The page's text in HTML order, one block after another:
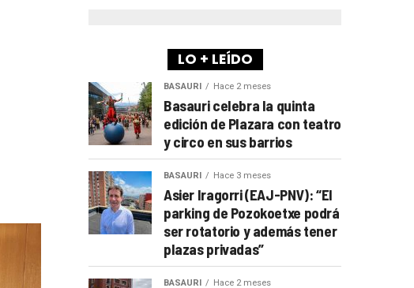
LO + LEÍDO
BASAURI Hace 2 meses
Basauri celebra la quinta
edición de Plazara con teatro
y circo en sus barrios
BASAURI Hace 3 meses
Asier Iragorri (EAJ-PNV): “El
parking de Pozokoetxe podrá
ser rotatorio y además tener
plazas privadas”
BASAURI Hace 2 meses